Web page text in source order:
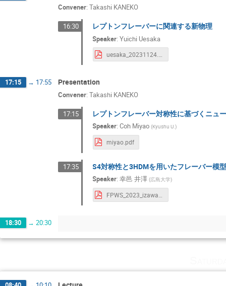
Convener: Takashi KANEKO
16:30 レプトンフレーバーに関連する新物理
Speaker:Yuichi Uesaka
17:15 → 17:55 Presentation
Convener: Takashi KANEKO
17:15 レプトンフレーバー対称性に基づくニュ
Speaker:Coh Miyao (Kyushu U.)
miyao.pdf
17:35 S4対称性と3HDMを用いたフレーバー模
Speaker:幸邑 井澤 (広島大学)
18:30 → 20:30